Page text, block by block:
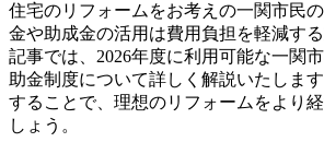
住宅のリフォームをお考えの一関市民
金や助成金の活用は費用負担を軽減す
記事では、2026年度に利用可能な一関
助金制度について詳しく解説いたしま
することで、理想のリフォームをより
しょう。